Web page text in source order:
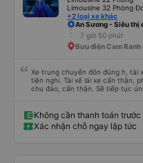
Limousine 32 Phòng
+2 loại xe khác
An Sương - Siêu thị
7 giờ 50 phút
Bưu điện Cam Ranh
Xe trung chuyển đón đúng h, tài
tiện nghi. Tài xế lái xe cẩn thận,
chu đáo, cẩn thận. Sẽ tiếp tục
Không cần thanh toán trước
Xác nhận chỗ ngay lập tức